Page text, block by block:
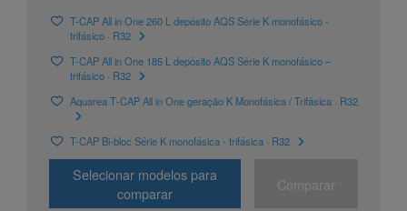
T-CAP All in One 260 L depósito AQS Série K monofásico -
trifásico · R32
T-CAP All in One 185 L depósito AQS Série K monofásico –
trifásico · R32
Aquarea T‑CAP All in One geração K Monofásica / Trifásica · R32
T-CAP Bi-bloc Série K monofásica - trifásica · R32
Selecionar modelos para
comparar
Comparar